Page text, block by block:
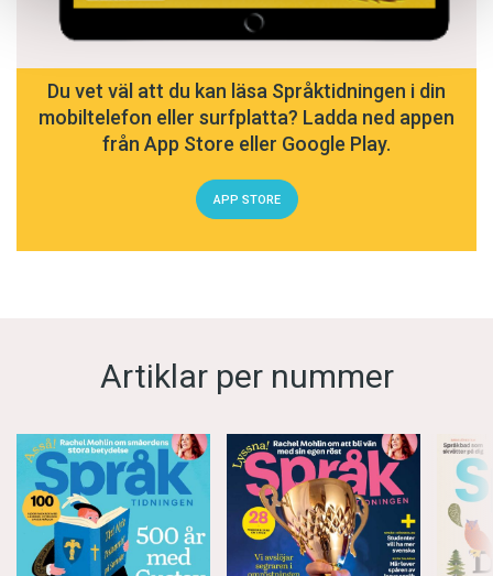
Du vet väl att du kan läsa Språktidningen i din
mobiltelefon eller surfplatta? Ladda ned appen
från App Store eller Google Play.
APP STORE
Artiklar per nummer